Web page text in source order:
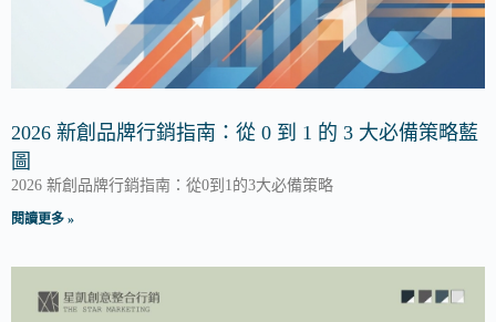
2026 新創品牌行銷指南：從 0 到 1 的 3 大必備策略藍
圖
2026 新創品牌行銷指南：從0到1的3大必備策略
閱讀更多 »